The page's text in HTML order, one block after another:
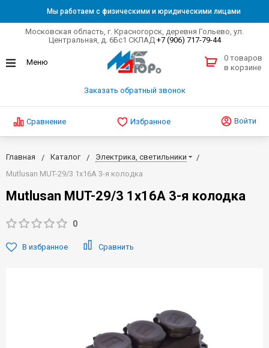
Мы работаем с физическими и юридическими лицами
Московская область, г. Красногорск, деревня Гольево, ул.
Центральная, д. 6Бс1 СКЛАД +7 (906) 717-79-44
Заказать обратный звонок
0 товаров
в корзине
Сравнение Избранное Войти
Главная Каталог
Электрика, светильники
Mutlusan MUT-29/3 1х16А 3-я колодка
Mutlusan MUT-29/3 1х16А 3-я колодка
0
В избранное Сравнить